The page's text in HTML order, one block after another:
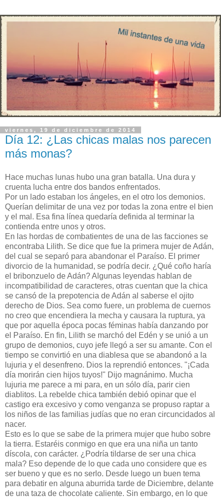
viernes, 19 de diciembre de 2014
Día 12: ¿Las chicas malas nos parecen
más monas?
Hace muchas lunas hubo una gran batalla. Una dura y
cruenta lucha entre dos bandos enfrentados.
Por un lado estaban los ángeles, en el otro los demonios.
Querían delimitar de una vez por todas la zona entre el bien
y el mal. Esa fina línea quedaría definida al terminar la
contienda entre unos y otros.
En las hordas de combatientes de una de las facciones se
encontraba Lilith. Se dice que fue la primera mujer de Adán,
del cual se separó para abandonar el Paraíso. El primer
divorcio de la humanidad, se podría decir. ¿Qué coño haría
el bribonzuelo de Adán? Algunas leyendas hablan de
incompatibilidad de caracteres, otras cuentan que la chica
se cansó de la prepotencia de Adán al saberse el ojito
derecho de Dios. Sea como fuere, un problema de cuernos
no creo que encendiera la mecha y causara la ruptura, ya
que por aquella época pocas féminas había danzando por
el Paraíso. En fin, Lilith se marchó del Edén y se unió a un
grupo de demonios, cuyo jefe llegó a ser su amante. Con el
tiempo se convirtió en una diablesa que se abandonó a la
lujuria y el desenfreno. Dios la reprendió entonces. "¡Cada
día morirán cien hijos tuyos!" Dijo magnánimo. Mucha
lujuria me parece a mi para, en un sólo día, parir cien
diablitos. La rebelde chica también debió opinar que el
castigo era excesivo y como venganza se propuso raptar a
los niños de las familias judías que no eran circuncidados al
nacer.
Esto es lo que se sabe de la primera mujer que hubo sobre
la tierra. Estaréis conmigo en que era una niña un tanto
díscola, con carácter. ¿Podría tildarse de ser una chica
mala? Eso depende de lo que cada uno considere que es
ser bueno y que es no serlo. Desde luego un buen tema
para debatir en alguna aburrida tarde de Diciembre, delante
de una taza de chocolate caliente. Sin embargo, en lo que